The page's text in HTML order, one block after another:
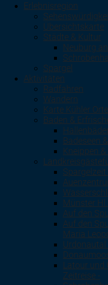
Erlebnisregion
Übersichtskarte
Städte & Kultur
Neuburg
Spargel
Aktivitäten
Radfahren
Wandern
Karte Kühler Orte
Baden &
Badeseen
Kneippen
Spargelzeit
Münster
Auf den
Auf den
Maria
Latour und
Zeitreise -